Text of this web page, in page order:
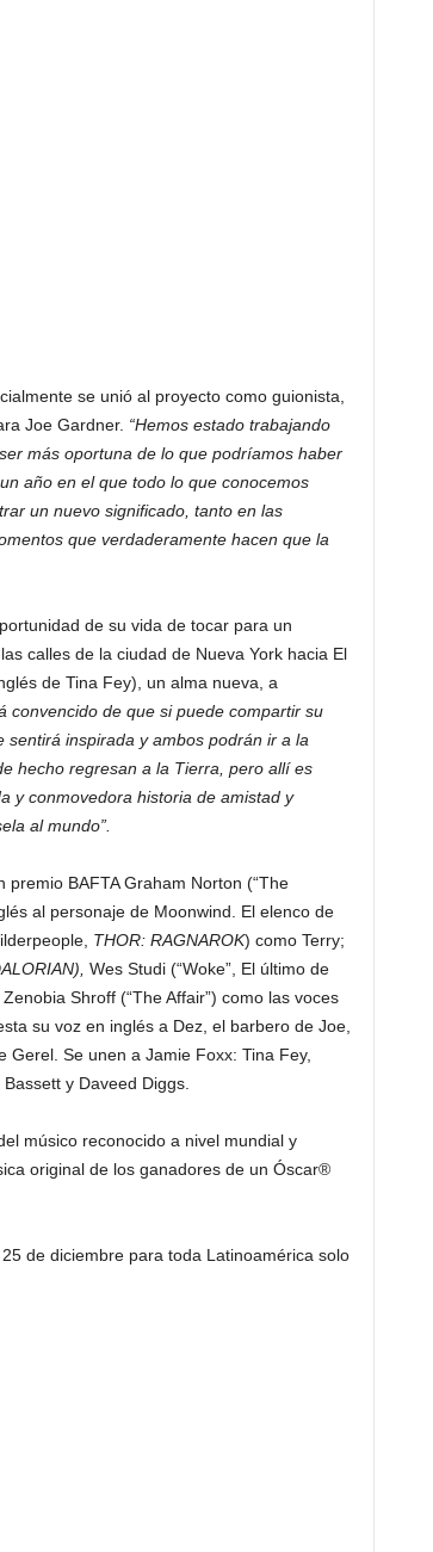
se unió al proyecto como guionista,
Joe Gardner. “Hemos estado trabajando
más oportuna de lo que podríamos haber
año en el que todo lo que conocemos
un nuevo significado, tanto en las
que verdaderamente hacen que la
de su vida de tocar para un
calles de la ciudad de Nueva York hacia El
de Tina Fey), un alma nueva, a
convencido de que si puede compartir su
inspirada y ambos podrán ir a la
hecho regresan a la Tierra, pero allí es
y conmovedora historia de amistad y
al mundo”.
BAFTA Graham Norton (“The
al personaje de Moonwind. El elenco de
THOR: RAGNAROK) como Terry;
Wes Studi (“Woke”, El último de
Shroff (“The Affair”) como las voces
su voz en inglés a Dez, el barbero de Joe,
Se unen a Jamie Foxx: Tina Fey,
y Daveed Diggs.
músico reconocido a nivel mundial y
original de los ganadores de un Óscar®
de diciembre para toda Latinoamérica solo